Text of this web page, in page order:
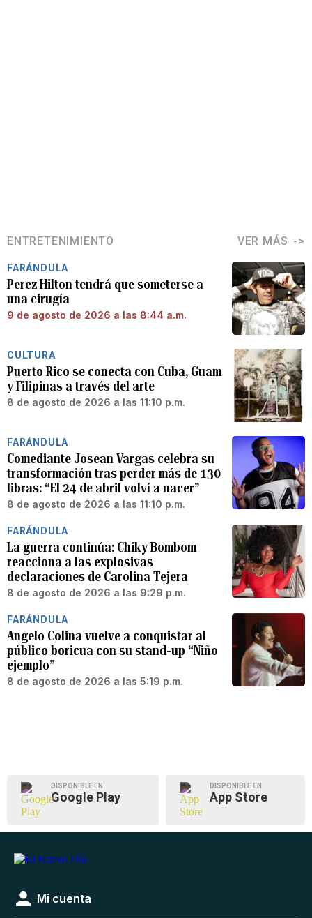
ENTRETENIMIENTO VER MÁS
FARÁNDULA
Perez Hilton tendrá que someterse a
una cirugía
9 de agosto de 2026 a las 8:44 a.m.
CULTURA
Puerto Rico se conecta con Cuba, Guam
y Filipinas a través del arte
8 de agosto de 2026 a las 11:10 p.m.
FARÁNDULA
Comediante Josean Vargas celebra su
transformación tras perder más de 130
libras: “El 24 de abril volví a nacer”
8 de agosto de 2026 a las 11:10 p.m.
FARÁNDULA
La guerra continúa: Chiky Bombom
reacciona a las explosivas
declaraciones de Carolina Tejera
8 de agosto de 2026 a las 9:29 p.m.
FARÁNDULA
Angelo Colina vuelve a conquistar al
público boricua con su stand-up “Niño
ejemplo”
8 de agosto de 2026 a las 5:19 p.m.
DISPONIBLE EN
Google Play
DISPONIBLE EN
App Store
Mi cuenta